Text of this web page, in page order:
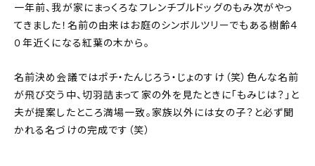
一年前、我が家にまっくろなフレンチブルドッグのもみ次がやっ
てきました！名前の由来はお庭のシンボルツリーでもある樹齢４
０年近くになる紅葉の木から。
名前決め会議ではポチ・たんじろう・じょのすけ（笑）色んな名前
が飛び交う中、切羽詰まって家の外を見たときに「もみじは？」と
夫が提案したところ満場一致。家族以外には女の子？と必ず聞
かれる名づけの完成です（笑）